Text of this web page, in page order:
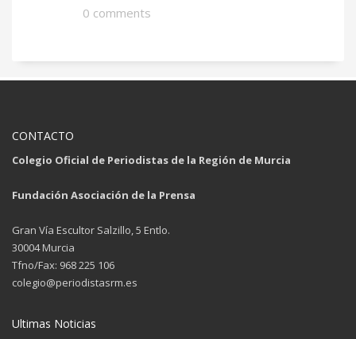
0 comments
CONTACTO
Colegio Oficial de Periodistas de la Región de Murcia
Fundación Asociación de la Prensa
Gran Vía Escultor Salzillo, 5 Entlo.
30004 Murcia
Tfno/Fax: 968 225 106
colegio@periodistasrm.es
Ultimas Noticias